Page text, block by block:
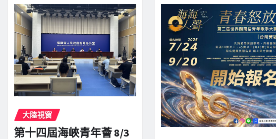
大陸視窗
第十四屆海峽青年薈 8/3